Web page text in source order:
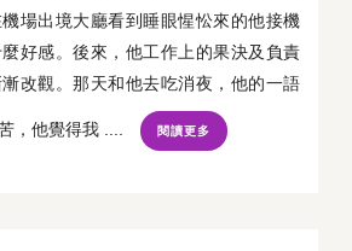
場出境大廳看到睡眼惺忪來的他接機
好感。後來，他工作上的果決及負責
改觀。那天和他去吃消夜，他的一語
，他覺得我 .... 閱讀更多